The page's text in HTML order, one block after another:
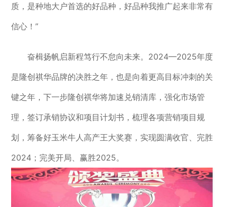
质，是种地大户首选的好品种，好品种我推广起来非常有
信心！”
奋楫扬帆启新程笃行不怠向未来。2024—2025年度
是隆创祺华品牌的决胜之年，也是向着更高目标冲刺的关
键之年，下一步隆创祺华将加速兑销清库，强化市场管
理，签订承销协议和项目计划书，梳理各项营销项目规
划，筹备好玉米牛人高产王大奖赛，实现圆满收官、完胜
2024；完美开局、赢胜2025。